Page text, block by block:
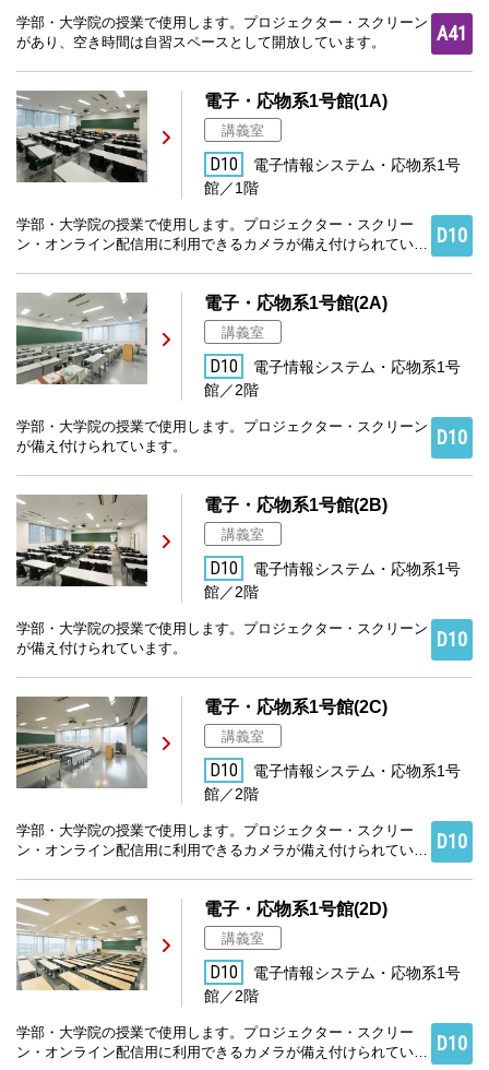
学部・大学院の授業で使用します。プロジェクター・スクリーン
があり、空き時間は自習スペースとして開放しています。
A41
電子・応物系1号館(1A)
講義室
D10
電子情報システム・応物系1号
館／1階
学部・大学院の授業で使用します。プロジェクター・スクリー
ン・オンライン配信用に利用できるカメラが備え付けられていま
D10
電子・応物系1号館(2A)
講義室
D10
電子情報システム・応物系1号
館／2階
学部・大学院の授業で使用します。プロジェクター・スクリーン
が備え付けられています。
D10
電子・応物系1号館(2B)
講義室
D10
電子情報システム・応物系1号
館／2階
学部・大学院の授業で使用します。プロジェクター・スクリーン
が備え付けられています。
D10
電子・応物系1号館(2C)
講義室
D10
電子情報システム・応物系1号
館／2階
学部・大学院の授業で使用します。プロジェクター・スクリー
ン・オンライン配信用に利用できるカメラが備え付けられていま
D10
電子・応物系1号館(2D)
講義室
D10
電子情報システム・応物系1号
館／2階
学部・大学院の授業で使用します。プロジェクター・スクリー
ン・オンライン配信用に利用できるカメラが備え付けられていま
D10